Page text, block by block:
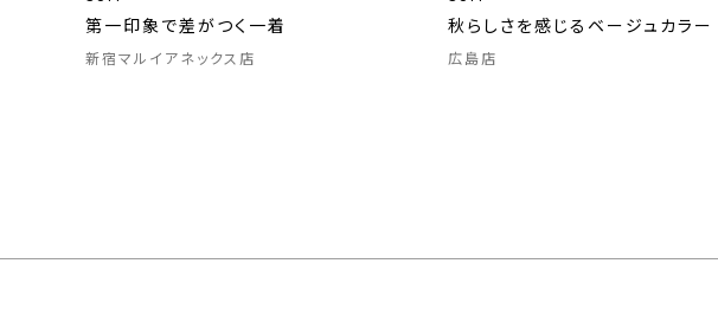
第一印象で差がつく一着
新宿マルイアネックス店
秋らしさを感じるベージュカラー
広島店